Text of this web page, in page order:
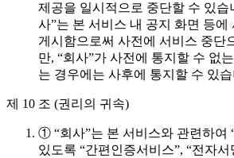
제공을 일시적으로 중단할 수 있습
사”는 본 서비스 내 공지 화면 등에
게시함으로써 사전에 서비스 중단
만, “회사”가 사전에 통지할 수 없
는 경우에는 사후에 통지할 수 있
제 10 조 (권리의 귀속)
① “회사”는 본 서비스와 관련하여
있도록 “간편인증서비스”, “전자